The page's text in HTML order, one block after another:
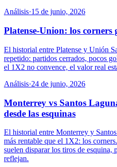
Análisis·15 de junio, 2026
Platense-Union: los corners
El historial entre Platense y Unión
repetido: partidos cerrados, pocos
el 1X2 no convence, el valor real
Análisis·24 de junio, 2026
Monterrey vs Santos
desde las esquinas
El historial entre Monterrey y
más rentable que el 1X2: los
suelen disparar los tiros de esquina,
reflejan.